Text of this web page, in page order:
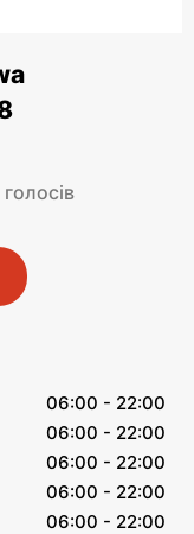
06:00 - 22:00
06:00 - 22:00
06:00 - 22:00
06:00 - 22:00
06:00 - 22:00